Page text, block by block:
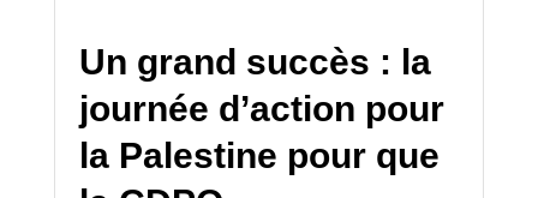
Un grand succès : la
journée d’action pour
la Palestine pour que